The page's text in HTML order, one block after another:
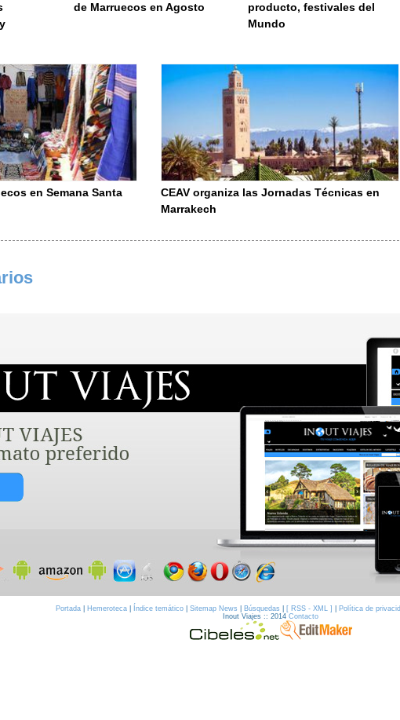
de Marruecos en Agosto
producto, festivales del
Mundo
en Semana Santa
CEAV organiza las Jornadas Técnicas en
Marrakech
Portada Hemeroteca Índice temático Sitemap News Búsquedas [ RSS - XML ] Política de
Inout Viajes :: 2014 Contacto